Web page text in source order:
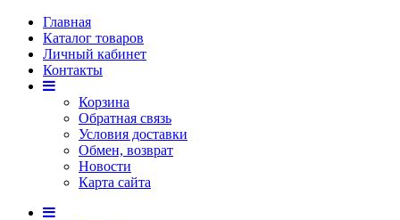
Главная
Каталог товаров
Личный кабинет
Контакты
Корзина
Обратная связь
Условия доставки
Обмен, возврат
Новости
Карта сайта